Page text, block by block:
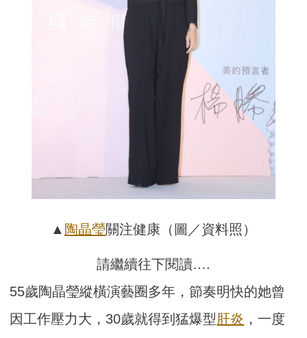
▲ 陶晶瑩關注健康（圖／資料照）
請繼續往下閱讀….
55歲陶晶瑩縱橫演藝圈多年，節奏明快的她曾
因工作壓力大，30歲就得到猛爆型肝炎 ，一度